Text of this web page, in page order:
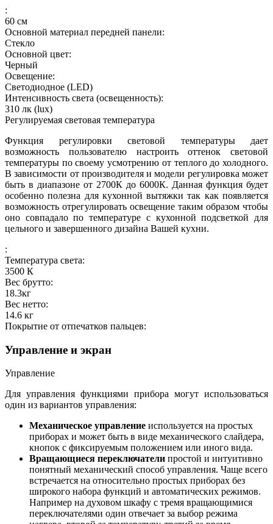
:
60 см
Основной материал передней панели:
Стекло
Основной цвет:
Черный
Освещение:
Светодиодное (LED)
Интенсивность света (освещенность):
310 лк (lux)
Регулируемая световая температура
Функция регулировки световой температуры дает
возможность пользователю настроить оттенок световой
температуры по своему усмотрению от теплого до холодного.
В зависимости от производителя и модели регулировка может
быть в диапазоне от 2700К до 6000К. Данная функция будет
особенно полезна для кухонной вытяжки так как появляется
возможность отрегулировать освещение таким образом чтобы
оно совпадало по температуре с кухонной подсветкой для
цельного и завершенного дизайна Вашей кухни.
:
Температура света:
3500 К
Вес брутто:
18.3кг
Вес нетто:
14.6 кг
Покрытие от отпечатков пальцев:
Управление и экран
Управление
Для управления функциями прибора могут использоваться
один из вариантов управления:
Механическое управление используется на простых
приборах и может быть в виде механического слайдера,
кнопок с фиксируемым положением или иного вида.
Вращающиеся переключатели простой и интуитивно
понятный механический способ управления. Чаще всего
встречается на относительно простых приборах без
широкого набора функций и автоматических режимов.
Например на духовом шкафу с тремя вращающимися
переключателями один отвечает за выбор режима